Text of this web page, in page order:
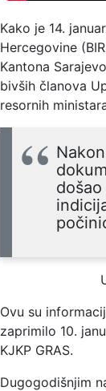
Kako je 14.
Hercegovine
Kantona
bivših članova
resornih
Ovu su
zaprimilo 10.
KJKP GRAS.
Dugogodišnjim